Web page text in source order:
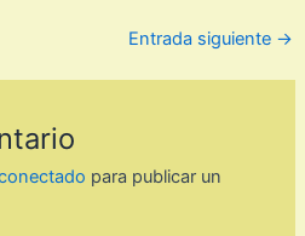
Entrada siguiente →
para publicar un